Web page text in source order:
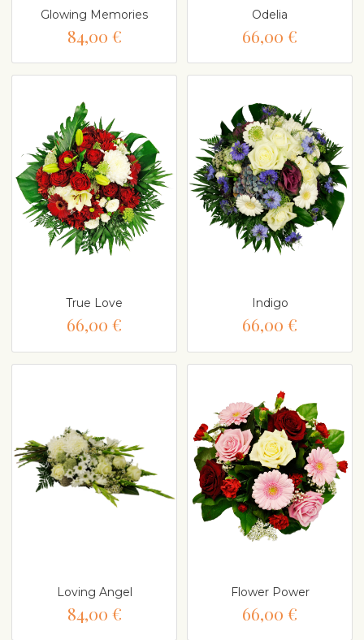
Glowing Memories
84,00 €
Odelia
66,00 €
True Love
66,00 €
Indigo
66,00 €
Loving Angel
84,00 €
Flower Power
66,00 €